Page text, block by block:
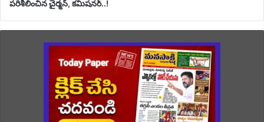
పరిశీలించిన చైర్మన్, కమిషనర్..!